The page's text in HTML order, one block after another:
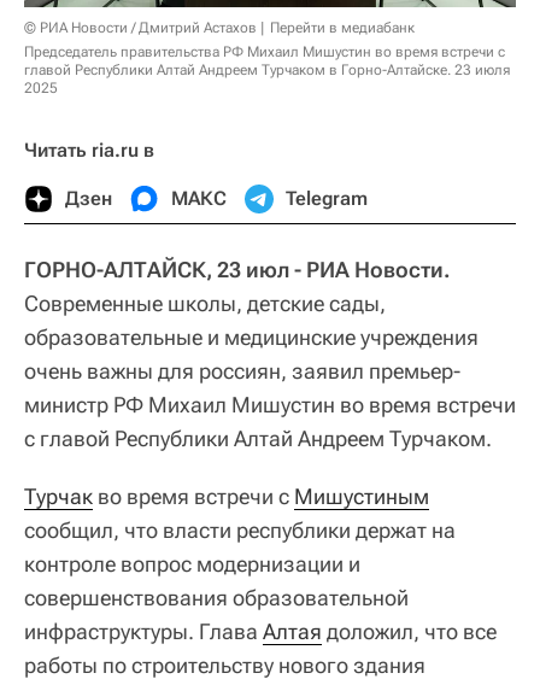
© РИА Новости / Дмитрий Астахов
Перейти в медиабанк
Председатель правительства РФ Михаил Мишустин во время встречи с
главой Республики Алтай Андреем Турчаком в Горно-Алтайске. 23 июля
2025
Читать ria.ru в
Дзен МАКС Telegram
ГОРНО-АЛТАЙСК, 23 июл - РИА Новости.
Современные школы, детские сады,
образовательные и медицинские учреждения
очень важны для россиян, заявил премьер-
министр РФ Михаил Мишустин во время встречи
с главой Республики Алтай Андреем Турчаком.
Турчак во время встречи с Мишустиным
сообщил, что власти республики держат на
контроле вопрос модернизации и
совершенствования образовательной
инфраструктуры. Глава Алтая доложил, что все
работы по строительству нового здания